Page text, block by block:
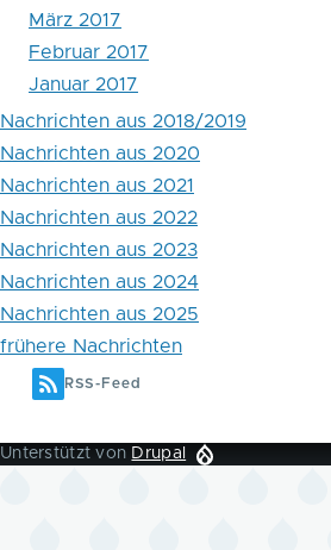
März 2017
Februar 2017
Januar 2017
Nachrichten aus 2018/2019
Nachrichten aus 2020
Nachrichten aus 2021
Nachrichten aus 2022
Nachrichten aus 2023
Nachrichten aus 2024
Nachrichten aus 2025
frühere Nachrichten
RSS-Feed
Unterstützt von Drupal